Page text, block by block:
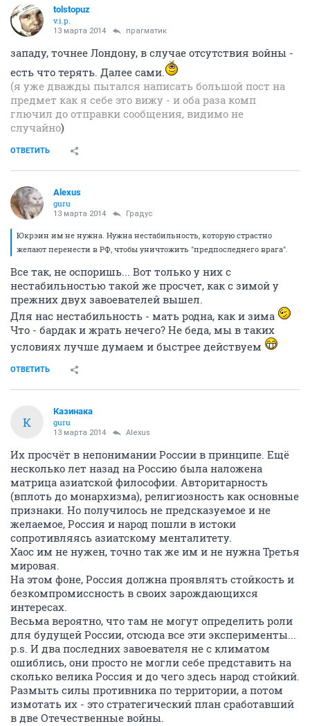
tolstopuz
v.i.p.
13 марта 2014 прагматик
западу, точнее Лондону, в случае отсутствия войны -
есть что терять. Далее сами.
(я уже дважды пытался написать большой пост на
предмет как я себе это вижу - и оба раза комп
глючил до отправки сообщения, видимо не
случайно)
ОТВЕТИТЬ
Alexus
guru
13 марта 2014 Градус
Юкрэин им не нужна. Нужна нестабильность, которую страстно
желают перенести в РФ, чтобы уничтожить "предпоследнего врага".
Все так, не оспоришь... Вот только у них с
нестабильностью такой же просчет, как с зимой у
прежних двух завоевателей вышел.
Для нас нестабильность - мать родна, как и зима
Что - бардак и жрать нечего? Не беда, мы в таких
условиях лучше думаем и быстрее действуем
ОТВЕТИТЬ
К
Казинака
guru
13 марта 2014 Alexus
Их просчёт в непонимании России в принципе. Ещё
несколько лет назад на Россию была наложена
матрица азиатской философии. Авторитарность
(вплоть до монархизма), религиозность как основные
признаки. Но получилось не предсказуемое и не
желаемое, Россия и народ пошли в истоки
сопротивляясь азиатскому менталитету.
Хаос им не нужен, точно так же им и не нужна Третья
мировая.
На этом фоне, Россия должна проявлять стойкость и
безкомпромиссность в своих зарождающихся
интересах.
Весьма вероятно, что там не могут определить роли
для будущей России, отсюда все эти эксперименты...
p.s. И два последних завоевателя не с климатом
ошиблись, они просто не могли себе представить на
сколько велика Россия и до чего здесь народ стойкий.
Размыть силы противника по территории, а потом
измотать их - это стратегический план сработавший
в две Отечественные войны.